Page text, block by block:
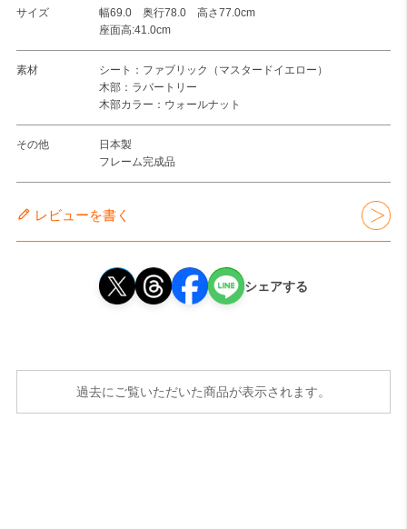
サイズ
幅69.0 奥行78.0 高さ77.0cm
座面高:41.0cm
素材
シート：ファブリック（マスタードイエロー）
木部：ラバートリー
木部カラー：ウォールナット
その他
日本製
フレーム完成品
レビューを書く
シェアする
過去にご覧いただいた商品が表示されます。